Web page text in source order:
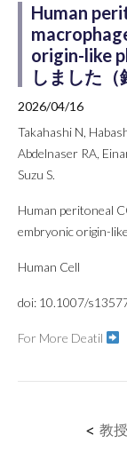
Human
origin-like
しました（
2026/04/16
Takahashi N,
Abdelnaser RA,
Suzu S.
Human peritoneal
embryonic origin-
Human Cell
doi: 10.1007/
For More Deatil
< 教